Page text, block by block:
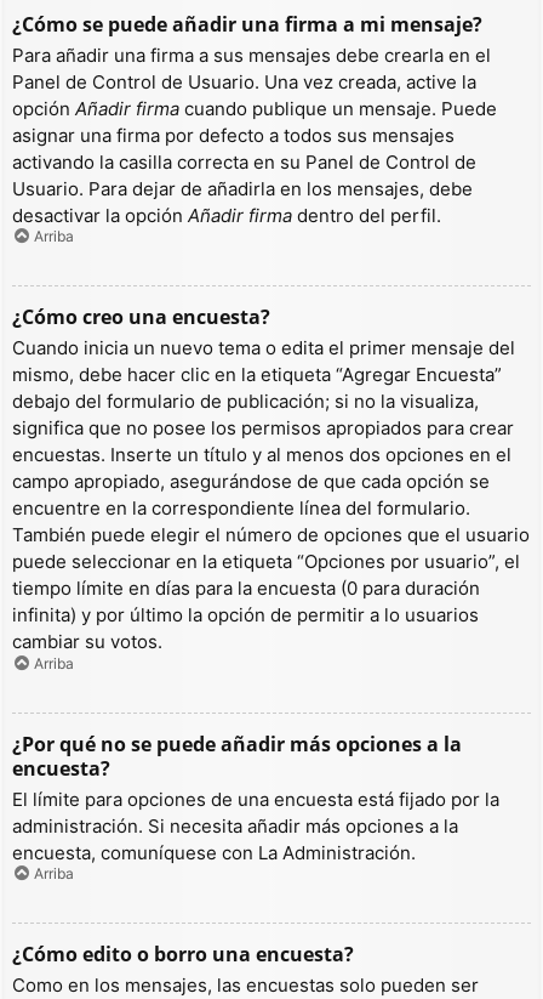
¿Cómo se puede añadir una firma a mi mensaje?
Para añadir una firma a sus mensajes debe crearla en el
Panel de Control de Usuario. Una vez creada, active la
opción Añadir firma cuando publique un mensaje. Puede
asignar una firma por defecto a todos sus mensajes
activando la casilla correcta en su Panel de Control de
Usuario. Para dejar de añadirla en los mensajes, debe
desactivar la opción Añadir firma dentro del perfil.
Arriba
¿Cómo creo una encuesta?
Cuando inicia un nuevo tema o edita el primer mensaje del
mismo, debe hacer clic en la etiqueta “Agregar Encuesta”
debajo del formulario de publicación; si no la visualiza,
significa que no posee los permisos apropiados para crear
encuestas. Inserte un título y al menos dos opciones en el
campo apropiado, asegurándose de que cada opción se
encuentre en la correspondiente línea del formulario.
También puede elegir el número de opciones que el usuario
puede seleccionar en la etiqueta “Opciones por usuario”, el
tiempo límite en días para la encuesta (0 para duración
infinita) y por último la opción de permitir a lo usuarios
cambiar su votos.
Arriba
¿Por qué no se puede añadir más opciones a la
encuesta?
El límite para opciones de una encuesta está fijado por la
administración. Si necesita añadir más opciones a la
encuesta, comuníquese con La Administración.
Arriba
¿Cómo edito o borro una encuesta?
Como en los mensajes, las encuestas solo pueden ser